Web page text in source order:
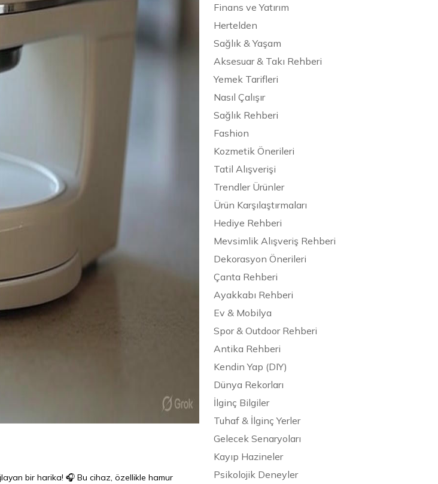
bir harika! 🎧 Bu cihaz, özellikle hamur
Finans ve Yatırım
Hertelden
Sağlık & Yaşam
Aksesuar & Takı Rehberi
Yemek Tarifleri
Nasıl Çalışır
Sağlık Rehberi
Fashion
Kozmetik Önerileri
Tatil Alışverişi
Trendler Ürünler
Ürün Karşılaştırmaları
Hediye Rehberi
Mevsimlik Alışveriş Rehberi
Dekorasyon Önerileri
Çanta Rehberi
Ayakkabı Rehberi
Ev & Mobilya
Spor & Outdoor Rehberi
Antika Rehberi
Kendin Yap (DIY)
Dünya Rekorları
İlginç Bilgiler
Tuhaf & İlginç Yerler
Gelecek Senaryoları
Kayıp Hazineler
Psikolojik Deneyler